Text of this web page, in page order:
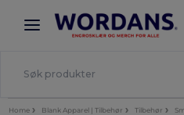
× Wordans-app
Bedre priser i appen!
Home Blank Apparel | Tilbehør Tilbehør